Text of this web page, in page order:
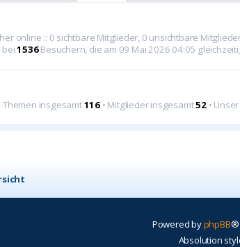
online :: 0 sichtbare Mitglieder, 0 unsichtbare
bei1536Besuchern, die am 09 Mai 2026 04:05
Themen insgesamt116 • Mitglieder insgesamt52•
Powered byphpBB®
Absolution